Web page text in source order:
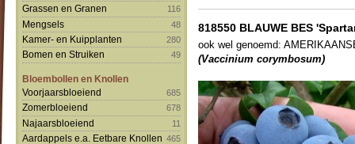
Grassen en Granen 116
Mengsels 48
Kamer- en Kuipplanten 280
Bomen en Struiken 49
Bloembollen en Knollen
Voorjaarsbloeiend
685
Zomerbloeiend 678
Najaarsbloeiend 11
Aardappels e.a. Eetbare Knollen 465
818550 BLAUWE BES
ook wel genoemd:
(Vaccinium corymbosum)